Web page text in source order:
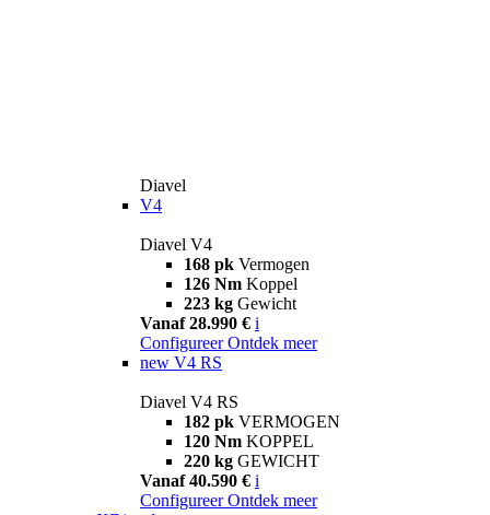
Diavel
V4
Diavel V4
168 pk Vermogen
126 Nm Koppel
223 kg Gewicht
Vanaf 28.990 € i
Configureer Ontdek meer
new V4 RS
Diavel V4 RS
182 pk VERMOGEN
120 Nm KOPPEL
220 kg GEWICHT
Vanaf 40.590 € i
Configureer Ontdek meer